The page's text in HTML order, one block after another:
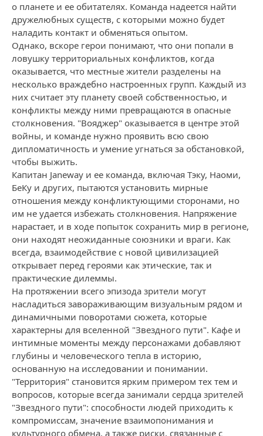
о планете и ее обитателях. Команда надеется найти
дружелюбных существ, с которыми можно будет
наладить контакт и обменяться опытом.
Однако, вскоре герои понимают, что они попали в
ловушку территориальных конфликтов, когда
оказывается, что местные жители разделены на
несколько враждебно настроенных групп. Каждый из
них считает эту планету своей собственностью, и
конфликты между ними превращаются в опасные
столкновения. "Вояджер" оказывается в центре этой
войны, и команде нужно проявить всю свою
дипломатичность и умение угнаться за обстановкой,
чтобы выжить.
Капитан Janeway и ее команда, включая Тэку, Наоми,
БеКу и других, пытаются установить мирные
отношения между конфликтующими сторонами, но
им не удается избежать столкновения. Напряжение
нарастает, и в ходе попыток сохранить мир в регионе,
они находят неожиданные союзники и враги. Как
всегда, взаимодействие с новой цивилизацией
открывает перед героями как этические, так и
практические дилеммы.
На протяжении всего эпизода зрители могут
насладиться завораживающим визуальным рядом и
динамичными поворотами сюжета, которые
характерны для вселенной "Звездного пути". Кафе и
интимные моменты между персонажами добавляют
глубины и человеческого тепла в историю,
основанную на исследовании и понимании.
"Территория" становится ярким примером тех тем и
вопросов, которые всегда занимали сердца зрителей
"Звездного пути": способности людей приходить к
компромиссам, значение взаимопонимания и
культурного обмена, а также риски, связанные с